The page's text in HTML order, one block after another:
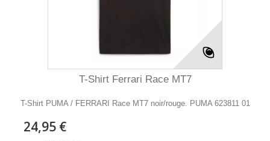
T-Shirt Ferrari Race MT7
T-Shirt PUMA / FERRARI Race MT7 noir/rouge. PUMA 623811 01
24,95 €